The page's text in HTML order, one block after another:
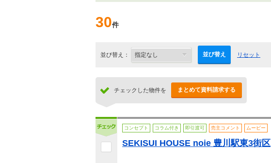
30件
並び替え： 並び替え リセット
チェックした物件を まとめて資料請求する
コンセプト コラム付き 即引渡可 売主コメント ムービー
SEKISUI HOUSE noie 豊川駅東3街区